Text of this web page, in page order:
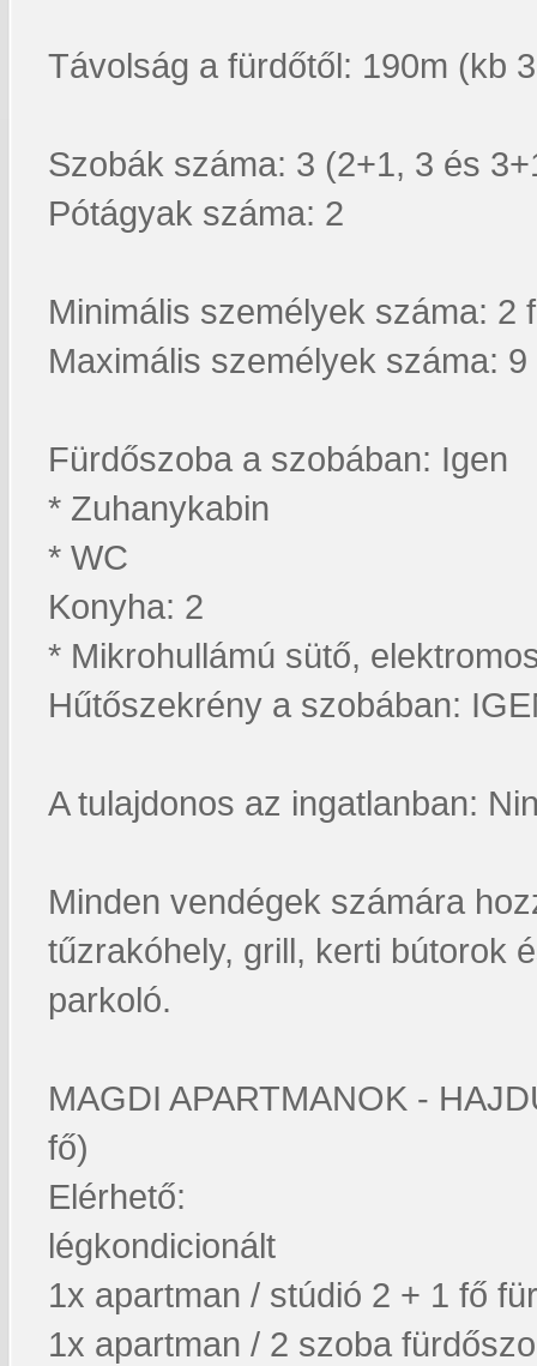
Távolság a fürdőtől: 190m (kb
Szobák száma: 3 (2+1, 3 és
Pótágyak száma: 2
Minimális személyek száma: 2
Maximális személyek száma: 9
Fürdőszoba a szobában: Igen
* Zuhanykabin
* WC
Konyha: 2
* Mikrohullámú sütő,
Hűtőszekrény a szobában:
A tulajdonos az ingatlanban:
Minden vendégek számára
tűzrakóhely, grill, kerti bútorok
parkoló.
MAGDI APARTMANOK -
fő)
Elérhető:
légkondicionált
1x apartman / stúdió 2 + 1 fő
1x apartman / 2 szoba